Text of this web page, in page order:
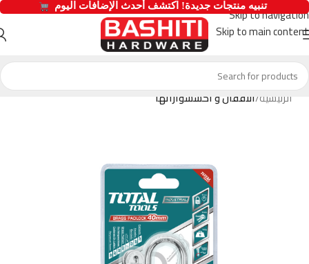
Skip to navigation
Skip to main content
الرئيسية الاقفال و اكسسواراتها
  تنبيه منتجات جديدة! اكتشف أحدث الإضافات اليوم